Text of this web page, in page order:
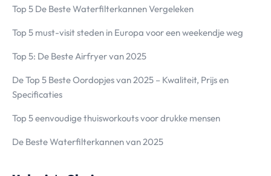
Top 5 De Beste Waterfilterkannen Vergeleken
Top 5 must-visit steden in Europa voor een weekendje weg
Top 5: De Beste Airfryer van 2025
De Top 5 Beste Oordopjes van 2025 – Kwaliteit, Prijs en
Specificaties
Top 5 eenvoudige thuisworkouts voor drukke mensen
De Beste Waterfilterkannen van 2025